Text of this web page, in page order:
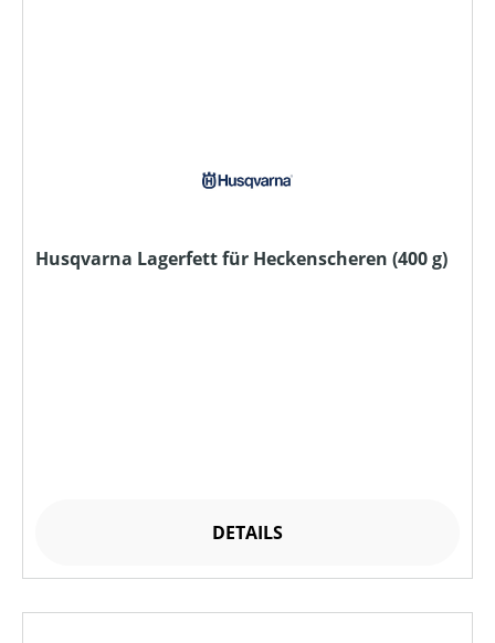
Husqvarna Lagerfett für Heckenscheren (400 g)
DETAILS